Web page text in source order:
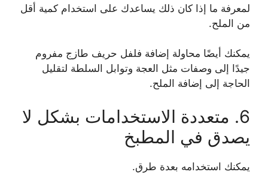
لمعرفة ما إذا كان ذلك يساعدك على استخدام كمية أقل
من الملح.
يمكنك أيضًا محاولة إضافة فلفل حريف طازج مفروم
جيدًا إلى وصفات مثل العجة وتوابل السلطة لتقليل
الحاجة إلى إضافة الملح.
6. متعددة الاستخدامات بشكل لا
يصدق في المطبخ
يمكنك استخدامه بعدة طرق.